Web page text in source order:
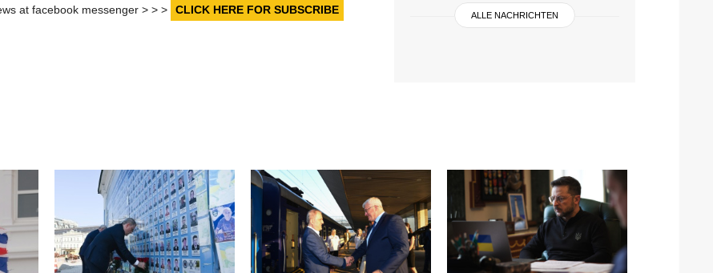
ALLE NACHRICHTEN
at facebook messenger > > > CLICK HERE FOR SUBSCRIBE